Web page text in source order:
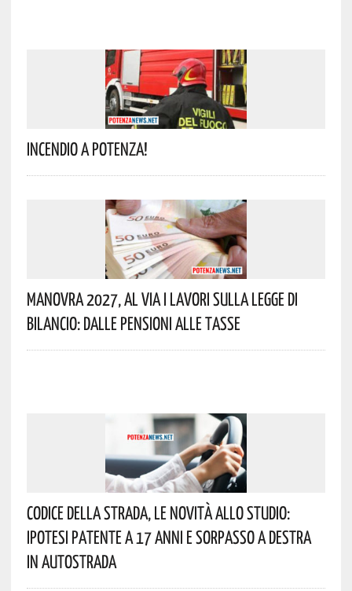
Incendio A Potenza!
Manovra 2027, Al Via I Lavori Sulla Legge Di
Bilancio: Dalle Pensioni Alle Tasse
Codice Della Strada, Le Novità Allo Studio:
Ipotesi Patente A 17 Anni E Sorpasso A Destra
In Autostrada